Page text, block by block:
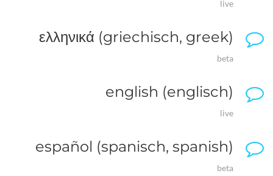
live
ελληνικά (griechisch, greek)
beta
english (englisch)
live
español (spanisch, spanish)
beta